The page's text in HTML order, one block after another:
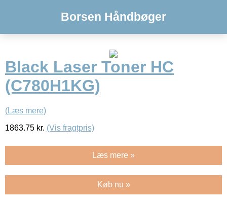
Borsen Håndbøger
Black Laser Toner HC
(C780H1KG)
(Læs mere)
1863.75 kr. (Vis fragtpris)
Læs mere »
Køb nu »